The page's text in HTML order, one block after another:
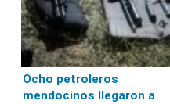
Ocho petroleros
mendocinos llegaron a